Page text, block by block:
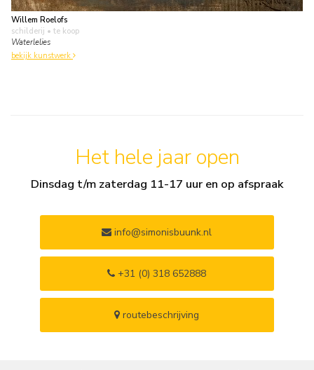
Willem Roelofs
schilderij • te koop
Waterlelies
bekijk kunstwerk
Het hele jaar open
Dinsdag t/m zaterdag 11-17 uur en op afspraak
info@simonisbuunk.nl
+31 (0) 318 652888
routebeschrijving